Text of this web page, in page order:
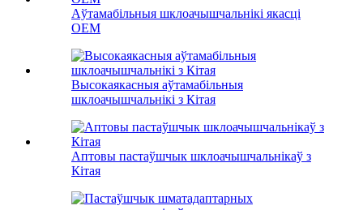
Аўтамабільныя шклоачышчальнікі якасці
OEM
Высокаякасныя аўтамабільныя
шклоачышчальнікі з Кітая
Аптовы пастаўшчык шклоачышчальнікаў з
Кітая